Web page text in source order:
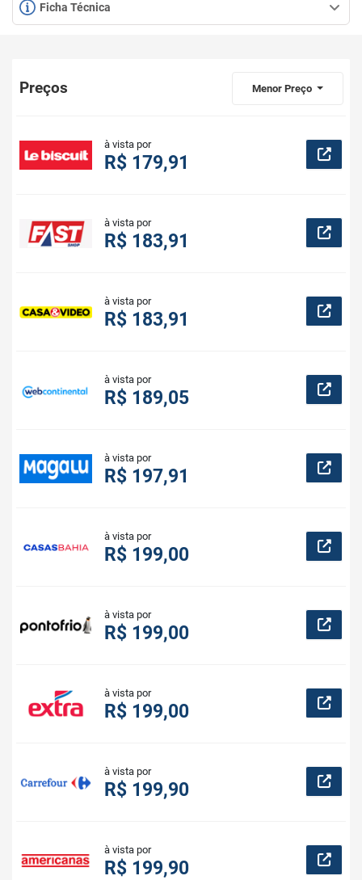
Ficha Técnica
Preços Menor Preço
à vista por
R$ 179,91
à vista por
R$ 183,91
à vista por
R$ 183,91
à vista por
R$ 189,05
à vista por
R$ 197,91
à vista por
R$ 199,00
à vista por
R$ 199,00
à vista por
R$ 199,00
à vista por
R$ 199,90
à vista por
R$ 199,90